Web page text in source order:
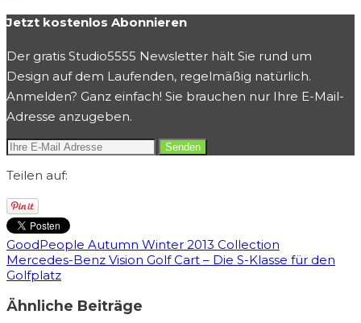
Jetzt kostenlos Abonnieren
Der gratis Studio5555 Newsletter hält Sie rund um
Design auf dem Laufenden, regelmäßig natürlich.
Anmelden? Ganz einfach! Sie brauchen nur Ihre E-Mail-
Adresse anzugeben.
Teilen auf:
GoodPeople Autumn Winter 2013 Collection
Mercedes-Benz Vision Golf Cart – Die S-Klasse für den
Golfplatz
Ähnliche Beiträge